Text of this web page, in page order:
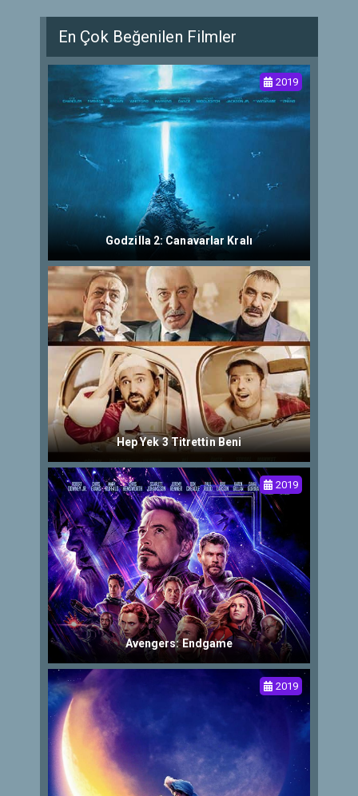
En Çok Beğenilen Filmler
Godzilla 2: Canavarlar Kralı
2019
Hep Yek 3 Titrettin Beni
Avengers: Endgame
2019
2019